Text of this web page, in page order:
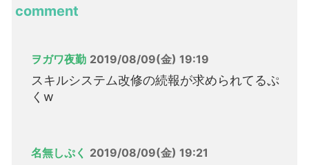
comment
ヲガワ夜勤 2019/08/09(金) 19:19
スキルシステム改修の続報が求められてるぷ
くw
名無しぷく 2019/08/09(金) 19:21